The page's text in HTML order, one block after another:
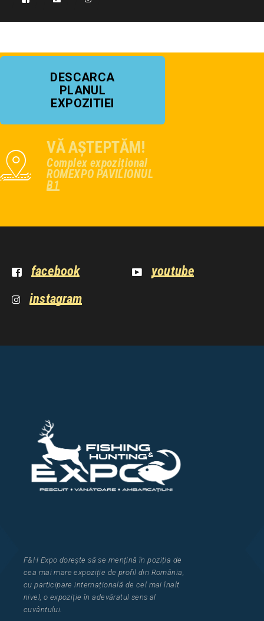
DESCARCA
PLANUL
EXPOZITIEI
VĂ AȘTEPTĂM!
Complex expozițional
ROMEXPO PAVILIONUL
B1
facebook
youtube
instagram
F&H Expo dorește să se mențină în poziția de
cea mai mare expoziție de profil din România
cu participare internațională de cel maiînalt
nivel, o expoziție în adevăratul sens al
cuvântului.